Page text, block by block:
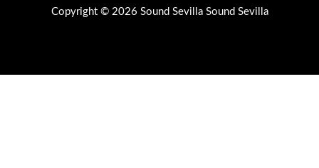
Copyright © 2026 Sound Sevilla Sound Sevilla